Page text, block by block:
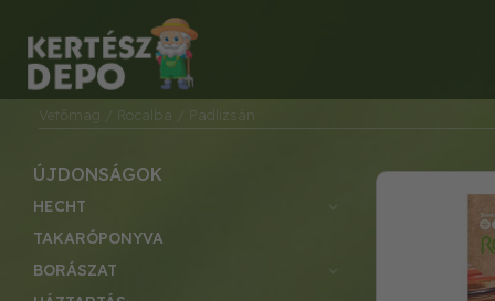
Vetőmag / Rocalba / Padlizsán
ÚJDONSÁGOK
HECHT
TAKARÓPONYVA
BORÁSZAT